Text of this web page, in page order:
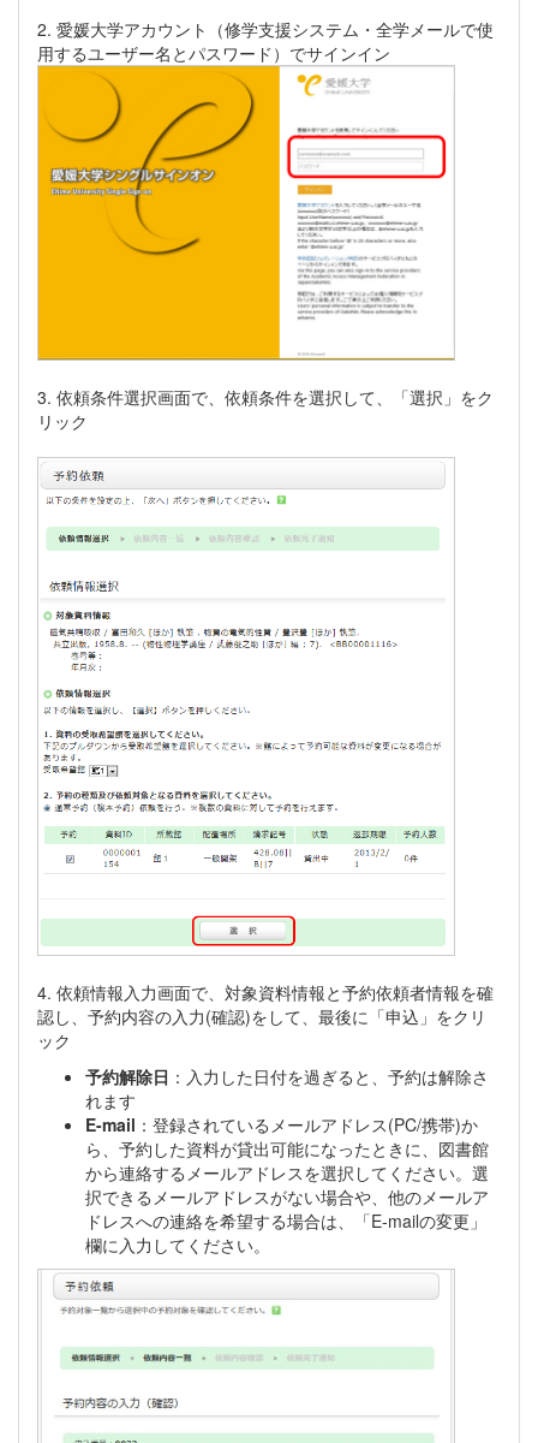
2. 愛媛大学アカウント（修学支援システム・全学メールで使
用するユーザー名とパスワード）でサインイン
3. 依頼条件選択画面で、依頼条件を選択して、「選択」をク
リック
4. 依頼情報入力画面で、対象資料情報と予約依頼者情報を確
認し、予約内容の入力(確認)をして、最後に「申込」をクリ
ック
予約解除日 ：入力した日付を過ぎると、予約は解除さ
れます
E-mail ：登録されているメールアドレス(PC/携帯)か
ら、予約した資料が貸出可能になったときに、図書館
から連絡するメールアドレスを選択してください。選
択できるメールアドレスがない場合や、他のメールア
ドレスへの連絡を希望する場合は、「E-mailの変更」
欄に入力してください。